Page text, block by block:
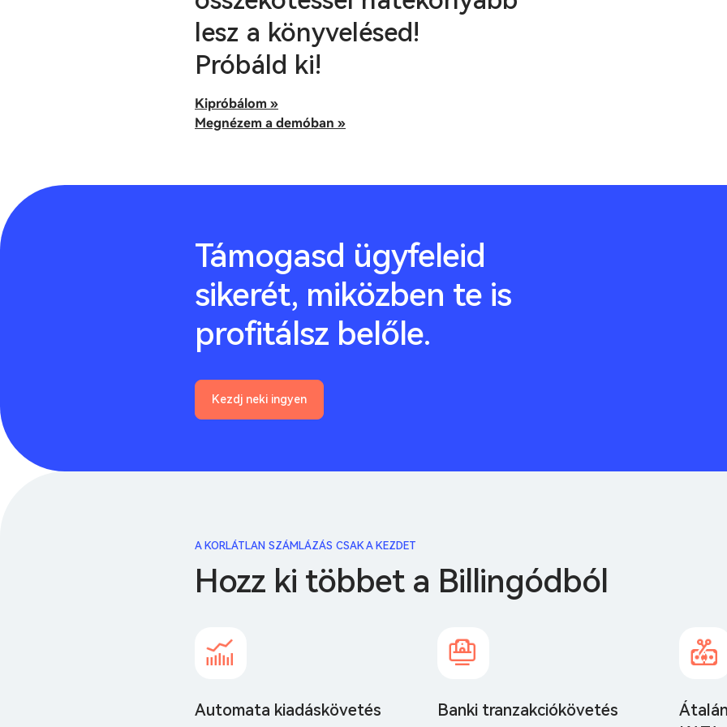
lesz a könyvelésed!
Próbáld ki!
Kipróbálom »
Megnézem a demóban »
Támogasd ügyfeleid
sikerét, miközben te is
profitálsz belőle.
Kezdj neki ingyen
A KORLÁTLAN SZÁMLÁZÁS CSAK A KEZDET
Hozz ki többet a Billingódból
Automata kiadáskövetés Banki tranzakciókövetés